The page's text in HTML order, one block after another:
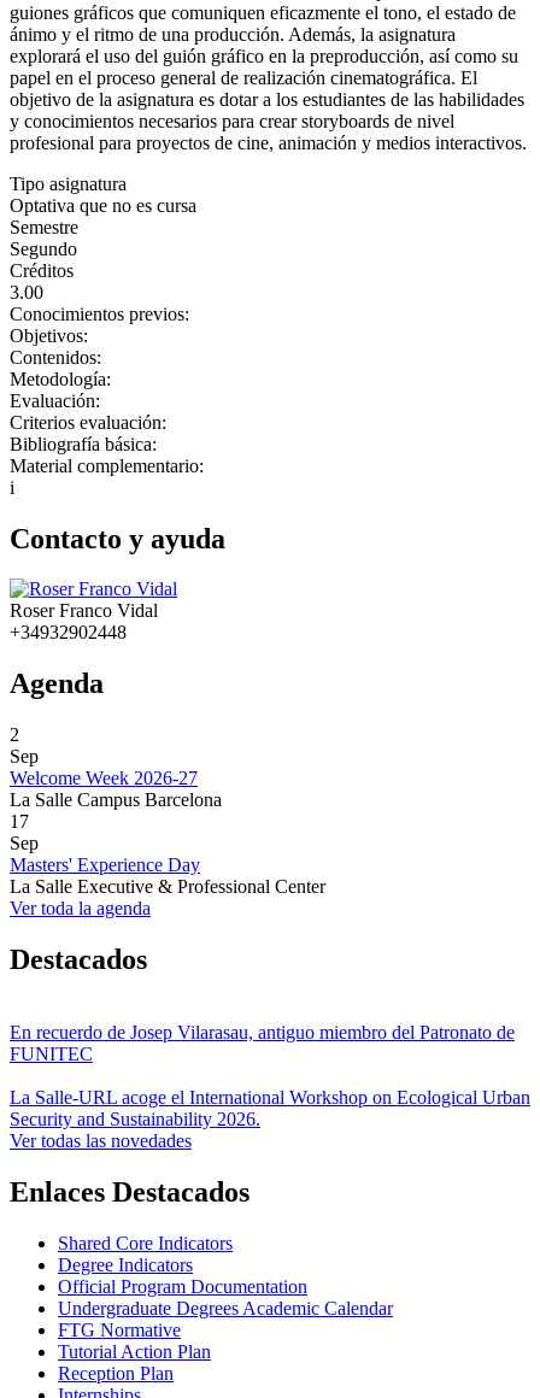
guiones gráficos que comuniquen eficazmente el tono, el estado de
ánimo y el ritmo de una producción. Además, la asignatura
explorará el uso del guión gráfico en la preproducción, así como su
papel en el proceso general de realización cinematográfica. El
objetivo de la asignatura es dotar a los estudiantes de las habilidades
y conocimientos necesarios para crear storyboards de nivel
profesional para proyectos de cine, animación y medios interactivos.
Tipo asignatura
Optativa que no es cursa
Semestre
Segundo
Créditos
3.00
Conocimientos previos:
Objetivos:
Contenidos:
Metodología:
Evaluación:
Criterios evaluación:
Bibliografía básica:
Material complementario:
i
Contacto y ayuda
Roser Franco Vidal
+34932902448
Agenda
2
Sep
Welcome Week 2026-27
La Salle Campus Barcelona
17
Sep
Masters' Experience Day
La Salle Executive & Professional Center
Ver toda la agenda
Destacados
En recuerdo de Josep Vilarasau, antiguo miembro del Patronato de
FUNITEC
La Salle-URL acoge el International Workshop on Ecological Urban
Security and Sustainability 2026.
Ver todas las novedades
Enlaces Destacados
Shared Core Indicators
Degree Indicators
Official Program Documentation
Undergraduate Degrees Academic Calendar
FTG Normative
Tutorial Action Plan
Reception Plan